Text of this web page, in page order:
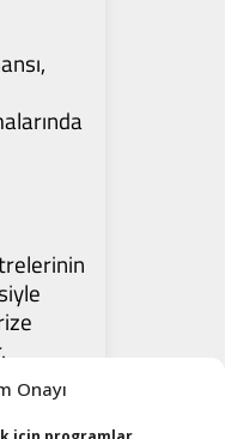
Onayı